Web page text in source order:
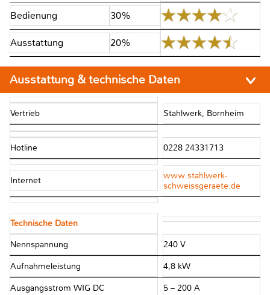
Bedienung 30%
Ausstattung 20%
Ausstattung & technische Daten
Vertrieb Stahlwerk, Bornheim
Hotline 0228 24331713
Internet
www.stahlwerk-
schweissgeraete.de
Technische Daten
Nennspannung 240 V
Aufnahmeleistung 4,8 kW
Ausgangsstrom WIG DC 5 – 200 A